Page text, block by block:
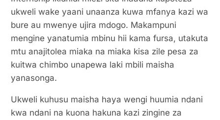
ukweli wake yaani unaanza kuwa mfanya kazi wa
bure au mwenye ujira mdogo. Makampuni
mengine yanatumia mbinu hii kama fursa, utakuta
mtu anajitolea miaka na miaka kisa zile pesa za
kuitwa chimbo unapewa laki mbili maisha
yanasonga.
Ukweli kuhusu maisha haya wengi huumia ndani
kwa ndani na kuona hakuna kazi zingine za